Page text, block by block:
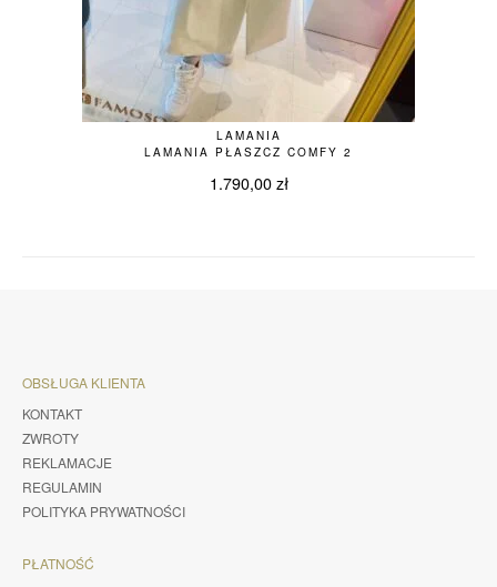
LAMANIA
LAMANIA PŁASZCZ COMFY 2
1.790,00 zł
OBSŁUGA KLIENTA
KONTAKT
ZWROTY
REKLAMACJE
REGULAMIN
POLITYKA PRYWATNOŚCI
PŁATNOŚĆ